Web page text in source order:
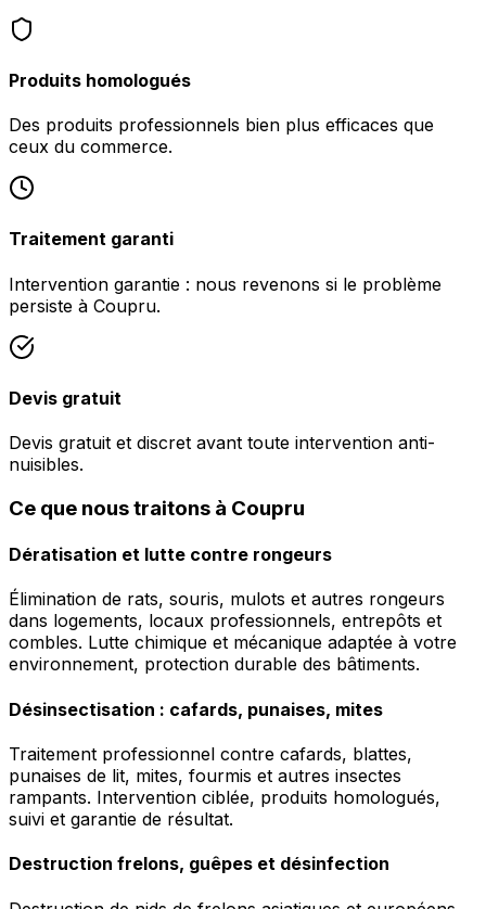
Produits homologués
Des produits professionnels bien plus efficaces que
ceux du commerce.
Traitement garanti
Intervention garantie : nous revenons si le problème
persiste à Coupru.
Devis gratuit
Devis gratuit et discret avant toute intervention anti-
nuisibles.
Ce que nous traitons à Coupru
Dératisation et lutte contre rongeurs
Élimination de rats, souris, mulots et autres rongeurs
dans logements, locaux professionnels, entrepôts et
combles. Lutte chimique et mécanique adaptée à votre
environnement, protection durable des bâtiments.
Désinsectisation : cafards, punaises, mites
Traitement professionnel contre cafards, blattes,
punaises de lit, mites, fourmis et autres insectes
rampants. Intervention ciblée, produits homologués,
suivi et garantie de résultat.
Destruction frelons, guêpes et désinfection